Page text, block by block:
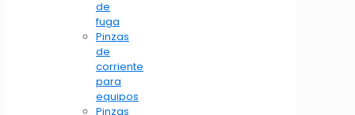
de
fuga
Pinzas
de
corriente
para
equipos
Pinzas